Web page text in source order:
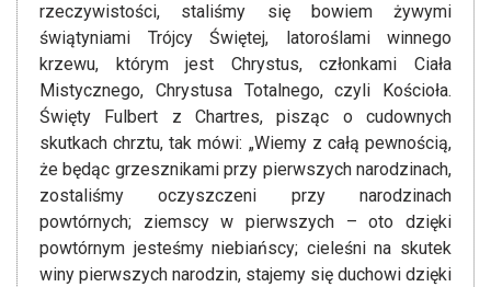
rzeczywistości, staliśmy się bowiem żywymi
świątyniami Trójcy Świętej, latoroślami winnego
krzewu, którym jest Chrystus, członkami Ciała
Mistycznego, Chrystusa Totalnego, czyli Kościoła.
Święty Fulbert z Chartres, pisząc o cudownych
skutkach chrztu, tak mówi: „Wiemy z całą pewnością,
że będąc grzesznikami przy pierwszych narodzinach,
zostaliśmy oczyszczeni przy narodzinach
powtórnych; ziemscy w pierwszych – oto dzięki
powtórnym jesteśmy niebiańscy; cieleśni na skutek
winy pierwszych narodzin, stajemy się duchowi dzięki